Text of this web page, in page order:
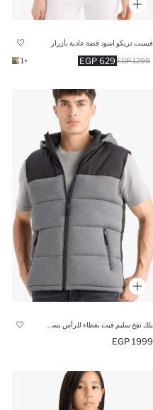
فيست تريكو اسود قصة عادية بأزرار
629 EGP 1299 EGP
+1
1999 EGP